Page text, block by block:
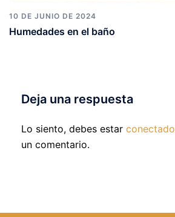
10 DE JUNIO DE 2024
Humedades en el baño
Deja una respuesta
Lo siento, debes estar conectado
un comentario.